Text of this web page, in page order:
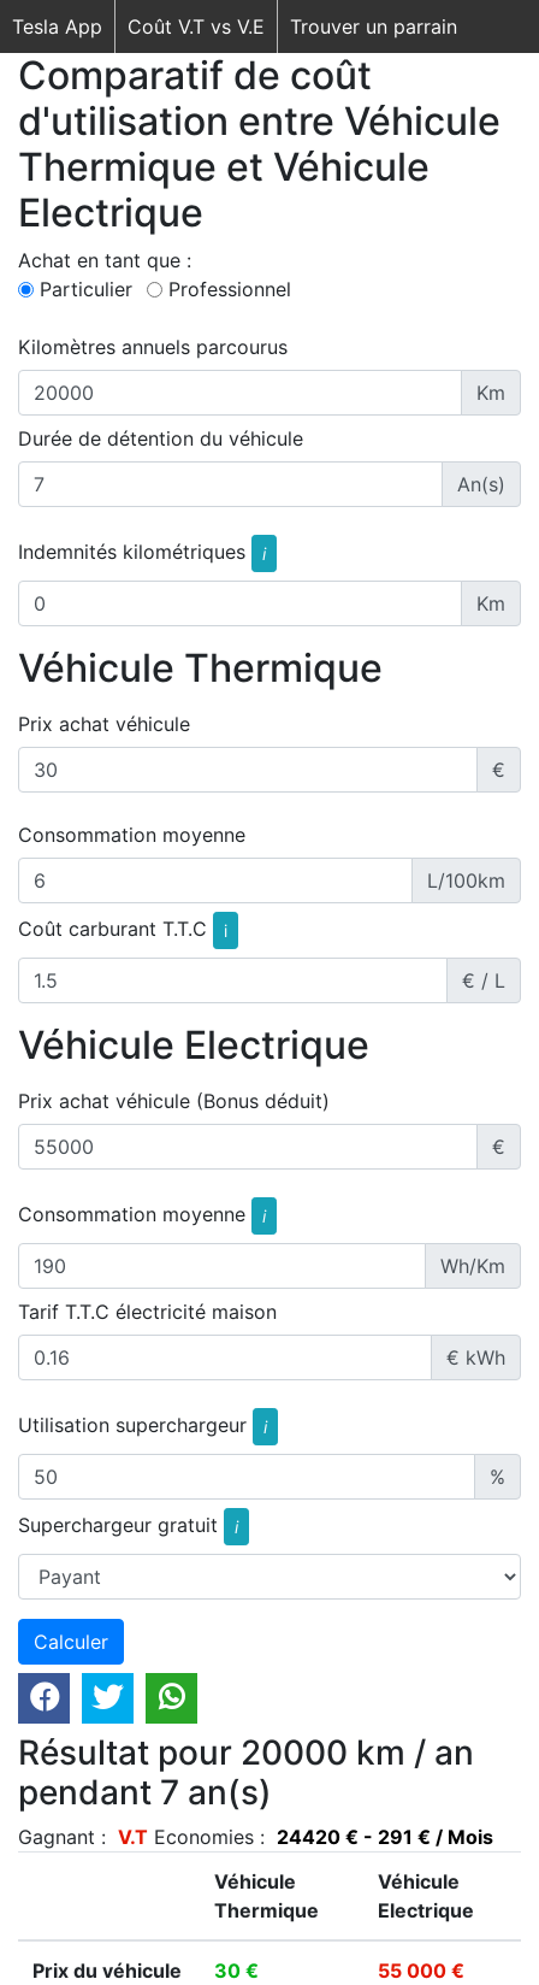
Tesla App Coût V.T vs V.E Trouver un parrain
Comparatif de coût
d'utilisation entre Véhicule
Thermique et Véhicule
Electrique
Achat en tant que :
Particulier
Professionnel
Kilomètres annuels parcourus
Km
Durée de détention du véhicule
An(s)
Indemnités kilométriques i
Km
Véhicule Thermique
Prix achat véhicule
€
Consommation moyenne
L/100km
Coût carburant T.T.C
i
€ / L
Véhicule Electrique
Prix achat véhicule (Bonus déduit)
€
Consommation moyenne i
Wh/Km
Tarif T.T.C électricité maison
€ kWh
Utilisation superchargeur i
%
Superchargeur gratuit
i
Résultat pour 20000 km / an
pendant 7 an(s)
Gagnant : V.T Economies : 24420 € - 291 € / Mois
Véhicule
Thermique
Véhicule
Electrique
Prix du véhicule 30 € 55 000 €